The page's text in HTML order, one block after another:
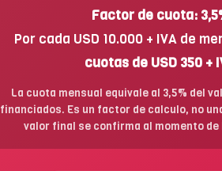
Factor de cuota:
Por cada USD 10.000 + IVA de
cuotas de USD 350 +
La cuota mensual equivale al 3,5% del
financiados. Es un factor de calculo, no
valor final se confirma al momento